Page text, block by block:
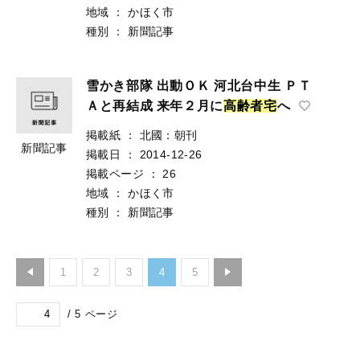
地域
：
かほく市
種別
： 新聞記事
新聞記事
雪かき部隊 出動ＯＫ 河北台中生 ＰＴ
Ａと再結成 来年２月に高齢者宅へ
掲載紙 ：
北國：朝刊
掲載日
：
2014-12-26
掲載ページ
：
26
地域
：
かほく市
種別
： 新聞記事
1 2 3 4 5
/ 5 ページ